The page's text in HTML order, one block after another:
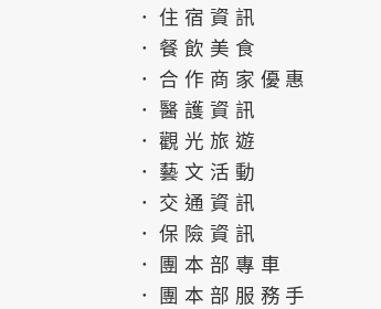
．住宿資訊
．餐飲美食
．合作商家優惠
．醫護資訊
．觀光旅遊
．藝文活動
．交通資訊
．保險資訊
．團本部專車
．團本部服務手